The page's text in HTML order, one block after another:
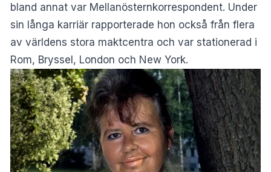
bland annat var Mellanösternkorrespondent. Under
sin långa karriär rapporterade hon också från flera
av världens stora maktcentra och var stationerad i
Rom, Bryssel, London och New York.